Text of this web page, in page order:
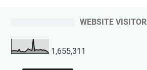
WEBSITE VISITOR
1,655,311